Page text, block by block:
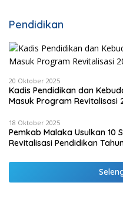
Pendidikan
20 Oktober 2025
Kadis Pendidikan dan
Masuk Program Revitalisasi
18 Oktober 2025
Pemkab Malaka Usulkan 10
Revitalisasi Pendidikan